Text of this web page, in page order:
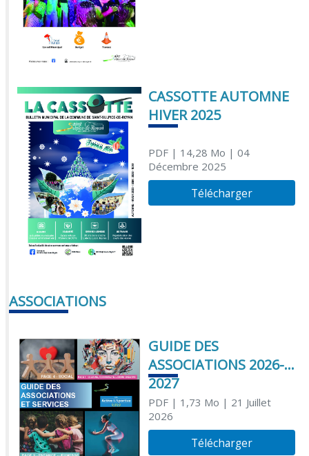
CASSOTTE AUTOMNE
HIVER 2025
PDF| 14,28 Mo | 04
Décembre 2025
Télécharger
ASSOCIATIONS
GUIDE DES
ASSOCIATIONS 2026-
2027
PDF| 1,73 Mo | 21 Juillet
2026
Télécharger